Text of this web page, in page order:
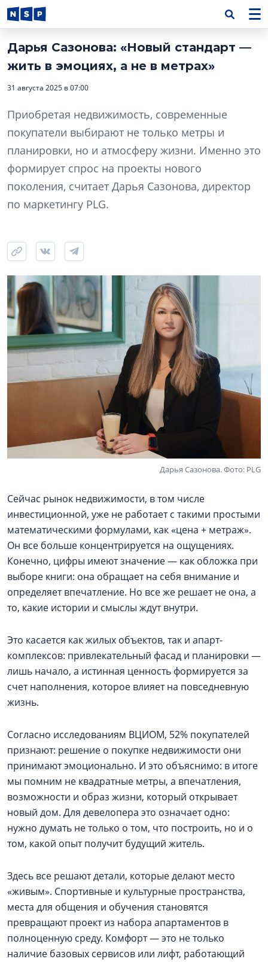
Дарья Сазонова: «Новый стандарт —
жить в эмоциях, а не в метрах»
31 августа 2025 в 07:00
Приобретая недвижимость, современные
покупатели выбирают не только метры и
планировки, но и атмосферу жизни. Именно это
формирует спрос на проекты нового
поколения, считает Дарья Сазонова, директор
по маркетингу PLG.
Дарья Сазонова. Фото: PLG
Сейчас рынок недвижимости, в том числе
инвестиционной, уже не работает с такими простыми
математическими формулами, как «цена + метраж».
Он все больше концентрируется на ощущениях.
Конечно, цифры имеют значение — как обложка при
выборе книги: она обращает на себя внимание и
определяет впечатление. Но все же решает не она, а
то, какие истории и смыслы ждут внутри.
Это касается как жилых объектов, так и апарт-
комплексов: привлекательный фасад и планировки —
лишь начало, а истинная ценность формируется за
счет наполнения, которое влияет на повседневную
жизнь.
Согласно исследованиям ВЦИОМ, 52% покупателей
признают: решение о покупке недвижимости они
принимают эмоционально. И это объяснимо: в итоге
мы помним не квадратные метры, а впечатления,
возможности и образ жизни, который открывает
новый дом. Для девелопера это означает одно:
нужно думать не только о том, что построить, но и о
том, какой опыт получит будущий житель.
Здесь все решают детали, которые делают место
«живым». Спортивные и культурные пространства,
места для общения и обучения становятся
превращают проект из набора апартаментов в
полноценную среду. Комфорт — это не только
наличие базовых сервисов или лифт, работающий